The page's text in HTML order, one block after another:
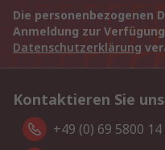
Die personenbezogenen
Anmeldung zur
Datenschutzerklärung
Kontaktieren Sie
+49 (0) 69 5800